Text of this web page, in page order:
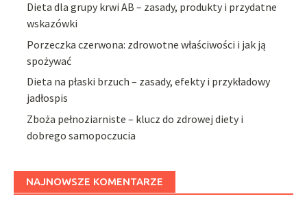
Dieta dla grupy krwi AB – zasady, produkty i przydatne
wskazówki
Porzeczka czerwona: zdrowotne właściwości i jak ją
spożywać
Dieta na płaski brzuch – zasady, efekty i przykładowy
jadłospis
Zboża pełnoziarniste – klucz do zdrowej diety i
dobrego samopoczucia
NAJNOWSZE KOMENTARZE